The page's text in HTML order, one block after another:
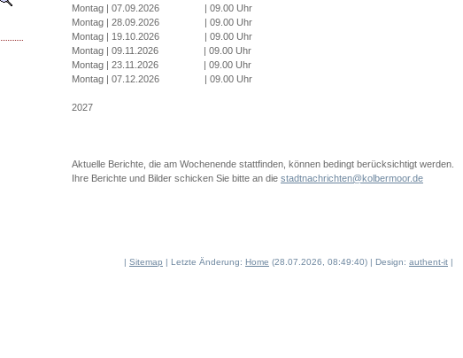
Montag | 07.09.2026 | 09.00 Uhr
Montag | 28.09.2026 | 09.00 Uhr
Montag | 19.10.2026 | 09.00 Uhr
Montag | 09.11.2026 | 09.00 Uhr
Montag | 23.11.2026 | 09.00 Uhr
Montag | 07.12.2026 | 09.00 Uhr
2027
Aktuelle Berichte, die am Wochenende stattfinden, können bedingt berücksichtigt werden.
Ihre Berichte und Bilder schicken Sie bitte an die stadtnachrichten@kolbermoor.de
| Sitemap | Letzte Änderung: Home (28.07.2026, 08:49:40) | Design: authent-it |